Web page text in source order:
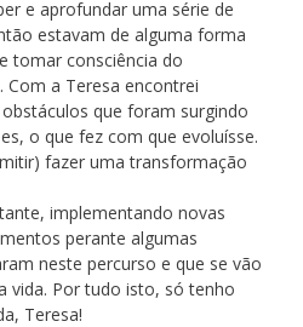
e aprofundar uma série de
estavam de alguma forma
tomar consciência do
Com a Teresa encontrei
que foram surgindo
o que fez com que evoluísse.
fazer uma transformação
implementando novas
perante algumas
neste percurso e que se vão
vida. Por tudo isto, só tenho
Teresa!